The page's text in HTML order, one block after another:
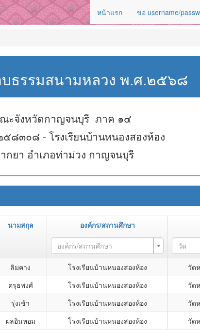
หน้าแรก ขอ username/
ธรรมสนามหลวง พ.ศ.๒๕๖๘
ะจังหวัดกาญจนบุรี ภาค ๑๔
๘๓๐๘ - โรงเรียนบ้านหนองสองห้อง
กยา อำเภอท่าม่วง กาญจนบุรี
นามสกุล องค์กร/สถานศึกษา
องค์กร/สถานศึกษา วัด
ลิมคาง โรงเรียนบ้านหนองสองห้อง วัด
ครุธพงศ์ โรงเรียนบ้านหนองสองห้อง วัด
รุ่งเช้า โรงเรียนบ้านหนองสองห้อง วัด
ผลอินหอม โรงเรียนบ้านหนองสองห้อง วัด